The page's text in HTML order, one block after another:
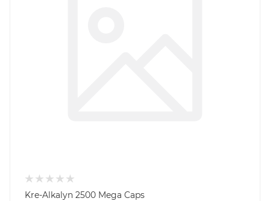
Kre-Alkalyn 2500 Mega Caps